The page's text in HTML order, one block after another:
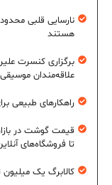
نارسایی قلبی
هستند
برگزاری کنسرت
علاقه‌مندان موسیقی
راهکارهای طبیعی
قیمت گوشت در بازار
تا فروشگاه‌های آنلاین
کالابرگ یک میلیون